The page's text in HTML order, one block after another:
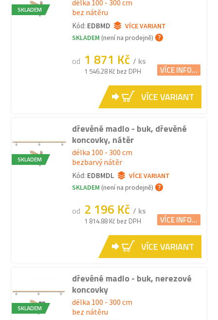
SKLADEM
délka 100 - 300 cm
bez nátěru
Kód: EDBMD
VÍCE VARIANT
SKLADEM (není na prodejně)
od 1 871 Kč / ks
1 546.28 Kč bez DPH VÍCE INFO...
VÍCE VARIANT
SKLADEM
dřevěné madlo - buk, dřevěné
koncovky, nátěr
délka 100 - 300 cm
bezbarvý nátěr
Kód: EDBMDL
VÍCE VARIANT
SKLADEM (není na prodejně)
od 2 196 Kč / ks
1 814.88 Kč bez DPH VÍCE INFO...
VÍCE VARIANT
SKLADEM
dřevěné madlo - buk, nerezové
koncovky
délka 100 - 300 cm
bez nátěru